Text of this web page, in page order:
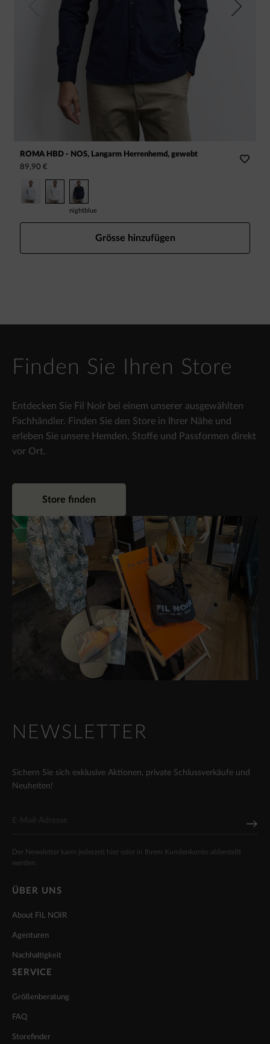
ROMA HBD - NOS, Langarm Herrenhemd, gewebt
89,90 €
nightblue
Grösse hinzufügen
Next
Finden Sie Ihren Store
Entdecken Sie Fil Noir bei einem unserer ausgewählten
Fachhändler. Finden Sie den Store in Ihrer Nähe und
erleben Sie unsere Hemden, Stoffe und Passformen direkt
vor Ort.
Store finden
NEWSLETTER
Sichern Sie sich exklusive Aktionen, private Schlussverkäufe und
Neuheiten!
Der Newsletter kann jederzeit hier oder in Ihrem Kundenkonto abbestellt
werden.
ÜBER UNS
About FIL NOIR
Agenturen
Nachhaltigkeit
SERVICE
Größenberatung
FAQ
Storefinder